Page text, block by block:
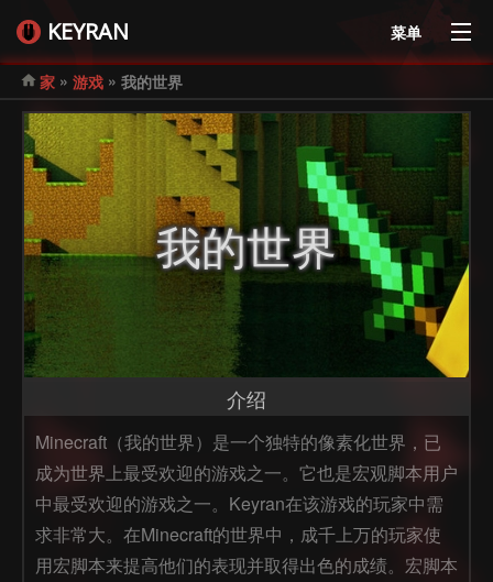
KEYRAN 菜单
家 » 游戏 » 我的世界
我的世界
介绍
Minecraft（我的世界）是一个独特的像素化世界，已
成为世界上最受欢迎的游戏之一。它也是宏观脚本用户
中最受欢迎的游戏之一。Keyran在该游戏的玩家中需
求非常大。在Minecraft的世界中，成千上万的玩家使
用宏脚本来提高他们的表现并取得出色的成绩。宏脚本